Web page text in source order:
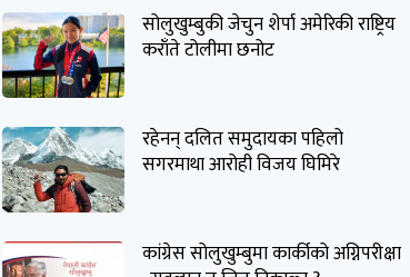
सोलुखुम्बुकी जेचुन शेर्पा अमेरिकी राष्ट्रिय
कराँते टोलीमा छनोट
रहेनन् दलित समुदायका पहिलो
सगरमाथा आरोही विजय घिमिरे
कांग्रेस सोलुखुम्बुमा कार्कीको अग्निपरीक्षा